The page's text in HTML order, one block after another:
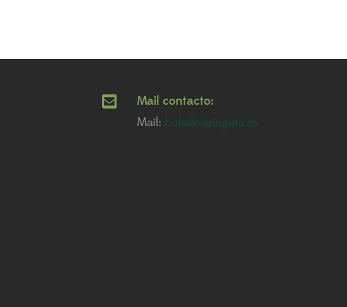
Mail contacto:
Mail: hola@variegata.es